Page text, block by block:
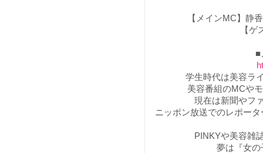
【メインMC】静
【
■
学生時代は美容ラ
美容番組のMCや
現在は新聞やフ
ニッポン放送でのレポー
PINKYや美容雑
夢は『女